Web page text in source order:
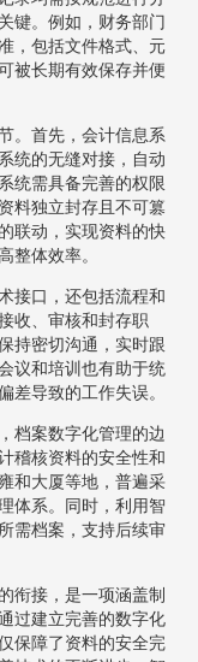
键。例如，财务部门
，包括文件格式、元
被长期有效保存并便
。首先，会计信息系
统的无缝对接，自动
统需具备完善的权限
料独立封存且不可篡
联动，实现资料的快
整体效率。
接口，还包括流程和
收、审核和封存职
持密切沟通，实时跟
议和培训也有助于统
差导致的工作失误。
档案数字化管理的边
稽核资料的安全性和
和大厦等地，普遍采
体系。同时，利用智
需档案，支持后续审
衔接，是一项涵盖制
过建立完善的数字化
保障了资料的安全完